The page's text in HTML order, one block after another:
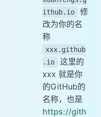
ithub.io
修
改为你的名
称
xxx.github
.io
这里的
xxx 就是你
的GitHub的
名称，也是
https://gith